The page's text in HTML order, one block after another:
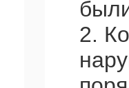
2.